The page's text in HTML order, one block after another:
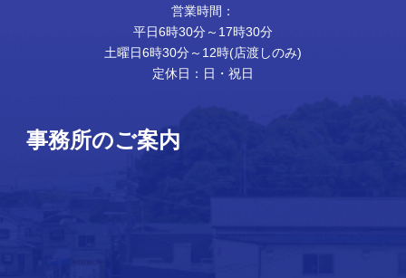
営業時間：
平日6時30分～17時30分
土曜日6時30分～12時(店渡しのみ)
定休日：日・祝日
事務所のご案内